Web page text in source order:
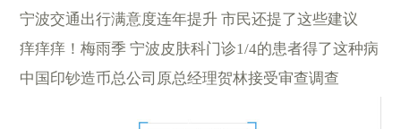
宁波交通出行满意度连年提升 市民还提了这些建议
痒痒痒！梅雨季 宁波皮肤科门诊1/4的患者得了这种病
中国印钞造币总公司原总经理贺林接受审查调查